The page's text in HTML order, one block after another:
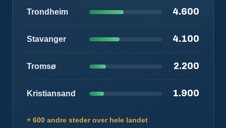
Trondheim 4.600
Stavanger 4.100
Tromsø 2.200
Kristiansand 1.900
+ 600 andre steder over hele landet